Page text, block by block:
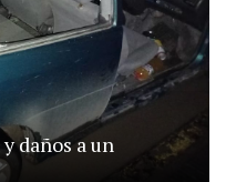
daños a un